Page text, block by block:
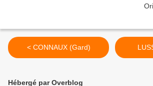
< CONNAUX (Gard)
Hébergé par Overblog